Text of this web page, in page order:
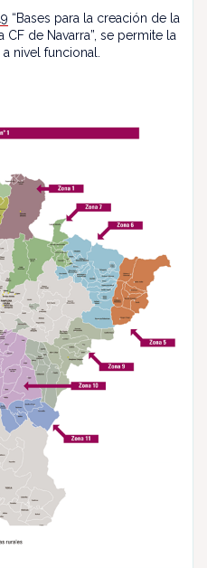
“Bases para la creación de la
de Navarra”, se permite la
nivel funcional.